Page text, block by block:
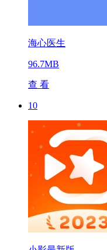
海心医生
96.7MB
查 看
10